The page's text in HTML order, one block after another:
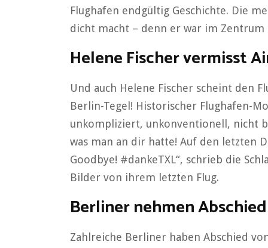
Flughafen endgültig Geschichte. Die
dicht macht – denn er war im
Helene Fischer vermisst
Und auch Helene Fischer scheint den
Berlin-Tegel! Historischer Flughafen-
unkompliziert, unkonventionell, nicht
was man an dir hatte! Auf den letzten
Goodbye! #dankeTXL“, schrieb die
Bilder von ihrem letzten Flug.
Berliner nehmen
Zahlreiche Berliner haben Abschied